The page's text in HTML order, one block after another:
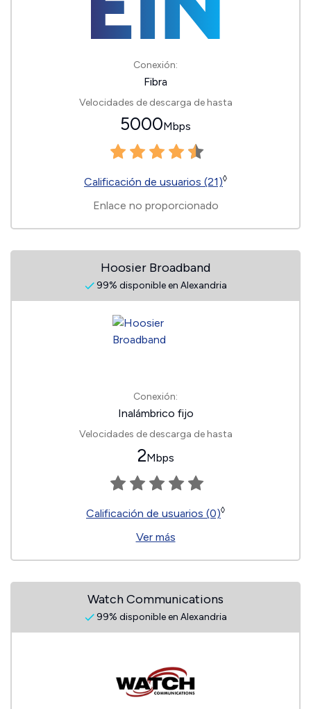
Conexión:
Fibra
Velocidades de descarga de hasta
5000Mbps
Calificación de usuarios (21)◊
Enlace no proporcionado
Hoosier Broadband
99% disponible en Alexandria
Conexión:
Inalámbrico fijo
Velocidades de descarga de hasta
2Mbps
Calificación de usuarios (0)◊
Ver más
Watch Communications
99% disponible en Alexandria